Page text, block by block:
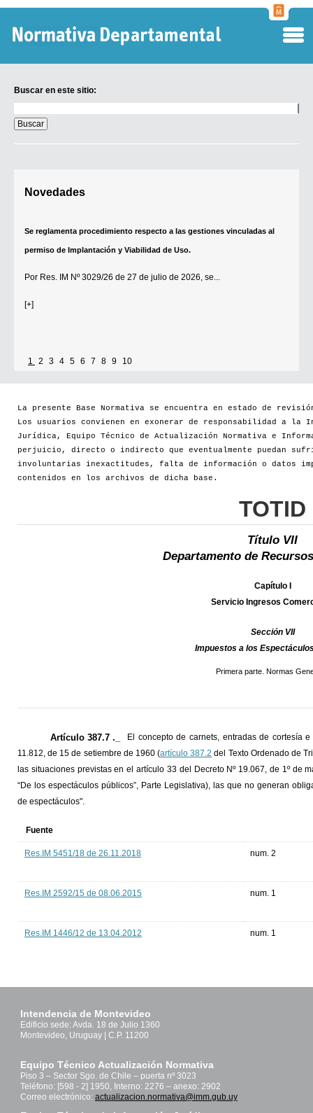
Buscar en este sitio:
en
este
sitio:
Novedades
Se reglamenta procedimiento respecto a las gestiones vinculadas al
permiso de Implantación y Viabilidad de Uso.
Por Res. IM Nº 3029/26 de 27 de julio de 2026, se...
[+]
1 2 3 4 5 6 7 8 9 10
La presente Base Normativa se encuentra en estado de
Los usuarios convienen en exonerar de responsabilidad a la
Jurídica, Equipo Técnico de Actualización Normativa e
perjuicio, directo o indirecto que eventualmente puedan
involuntarias inexactitudes, falta de información o datos
contenidos en los archivos de dicha base.
TOTID
Título VII
Departamento de
Capítulo I
Servicio Ingresos
Sección VII
Impuestos a los
Primera parte. Normas
Artículo 387.7 ._
El concepto de carnets, entradas de cortesía
11.812, de 15 de setiembre de 1960 (artículo 387.2 del Texto Ordenado de
las situaciones previstas en el artículo 33 del Decreto Nº 19.067, de 1º de
“De los espectáculos públicos”, Parte Legislativa), las que no generan
de espectáculos".
Fuente
Res.IM 5451/18 de 26.11.2018 num. 2
Res.IM 2592/15 de 08.06.2015 num. 1
Res.IM 1446/12 de 13.04.2012 num. 1
Intendencia de Montevideo
Edificio sede: Avda. 18 de Julio 1360
Montevideo, Uruguay | C.P. 11200
Equipo Técnico Actualización Normativa
Piso 3 – Sector Sgo. de Chile – puerta nº 3023
Teléfono: [598 - 2] 1950, Interno: 2276 – anexo: 2902
Correo electrónico: actualizacion.normativa@imm.gub.uy